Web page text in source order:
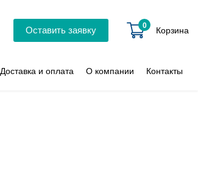
Оставить заявку 0 Корзина
Доставка и оплата О компании Контакты